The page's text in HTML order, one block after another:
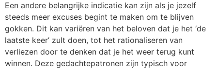
Een andere belangrijke indicatie kan zijn als je jezelf
steeds meer excuses begint te maken om te blijven
gokken. Dit kan variëren van het beloven dat je het ‘de
laatste keer’ zult doen, tot het rationaliseren van
verliezen door te denken dat je het weer terug kunt
winnen. Deze gedachtepatronen zijn typisch voor